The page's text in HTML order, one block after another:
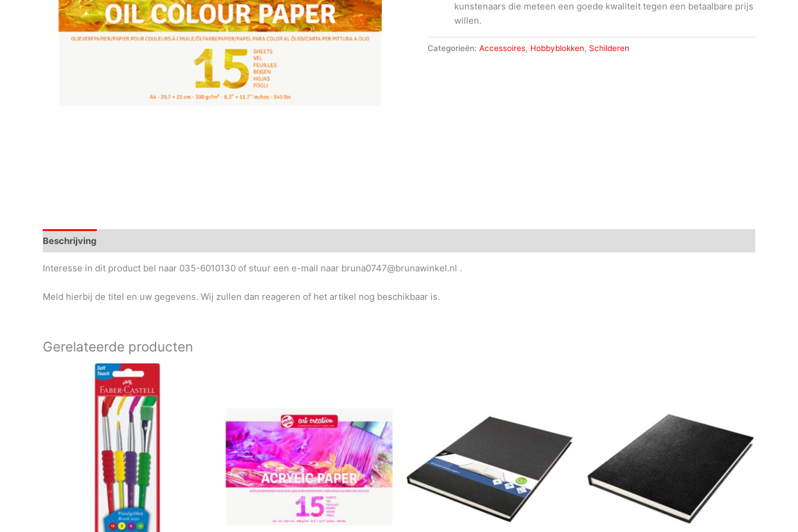
kunstenaars die meteen een goede kwaliteit tegen een betaalbare prijs
willen.
Categorieën: Accessoires, Hobbyblokken, Schilderen
Beschrijving
Interesse in dit product bel naar 035-6010130 of stuur een e-mail naar bruna0747@brunawinkel.nl .
Meld hierbij de titel en uw gegevens. Wij zullen dan reageren of het artikel nog beschikbaar is.
Gerelateerde producten